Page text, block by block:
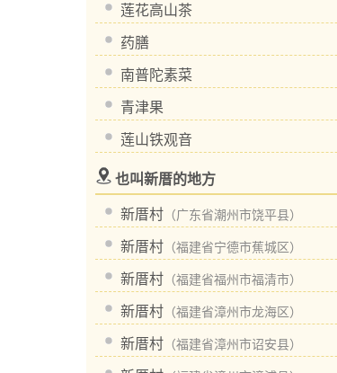
莲花高山茶
药膳
南普陀素菜
青津果
莲山铁观音
也叫新厝的地方
新厝村 （广东省潮州市饶平县）
新厝村 （福建省宁德市蕉城区）
新厝村 （福建省福州市福清市）
新厝村 （福建省漳州市龙海区）
新厝村 （福建省漳州市诏安县）